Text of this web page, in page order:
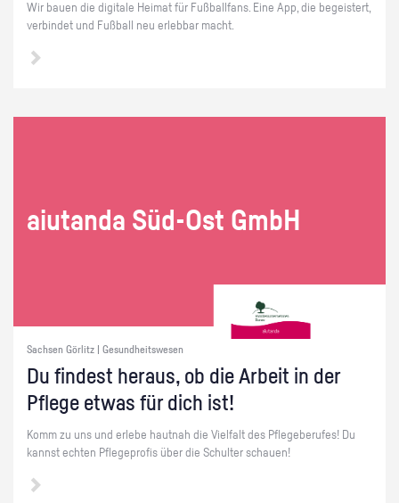
Wir bauen die di­gi­ta­le Hei­mat für Fuß­ball­fans. Eine App, die be­geis­tert,
ver­bin­det und Fuß­ball neu er­leb­bar macht.
ai­utan­da Süd-Ost GmbH
Sachsen Görlitz | Gesundheitswesen
Du fin­dest her­aus, ob die Ar­beit in der
Pfle­ge etwas für dich ist!
Komm zu uns und er­le­be haut­nah die Viel­falt des Pfle­ge­be­ru­fes! Du
kannst ech­ten Pfle­ge­pro­fis über die Schul­ter schau­en!